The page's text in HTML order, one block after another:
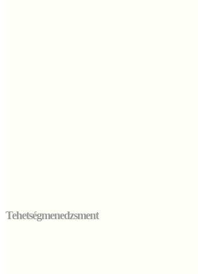
Tehetségmenedzsment